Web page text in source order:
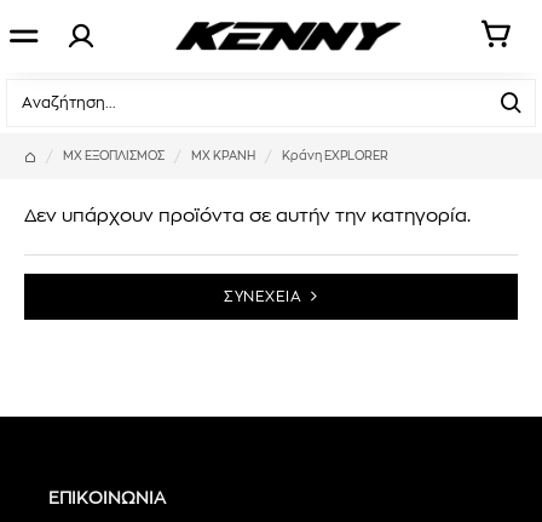
ΜΧ ΕΞΟΠΛΙΣΜΟΣ ΜΧ ΚΡΑΝΗ Κράνη EXPLORER
Δεν υπάρχουν προϊόντα σε αυτήν την κατηγορία.
ΣΥΝΕΧΕΙΑ
ΕΠΙΚΟΙΝΩΝΙΑ